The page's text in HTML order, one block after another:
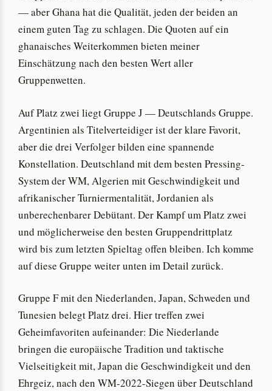
— aber Ghana hat die Qualität, jeden der beiden an
einem guten Tag zu schlagen. Die Quoten auf ein
ghanaisches Weiterkommen bieten meiner
Einschätzung nach den besten Wert aller
Gruppenwetten.
Auf Platz zwei liegt Gruppe J — Deutschlands Gruppe.
Argentinien als Titelverteidiger ist der klare Favorit,
aber die drei Verfolger bilden eine spannende
Konstellation. Deutschland mit dem besten Pressing-
System der WM, Algerien mit Geschwindigkeit und
afrikanischer Turniermentalität, Jordanien als
unberechenbarer Debütant. Der Kampf um Platz zwei
und möglicherweise den besten Gruppendrittplatz
wird bis zum letzten Spieltag offen bleiben. Ich komme
auf diese Gruppe weiter unten im Detail zurück.
Gruppe F mit den Niederlanden, Japan, Schweden und
Tunesien belegt Platz drei. Hier treffen zwei
Geheimfavoriten aufeinander: Die Niederlande
bringen die europäische Tradition und taktische
Vielseitigkeit mit, Japan die Geschwindigkeit und den
Ehrgeiz, nach den WM-2022-Siegen über Deutschland